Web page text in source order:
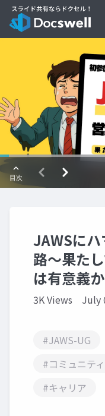
JAWSに
路～果た
は有意義
3K Views July
#JAWS-UG
#コミュニティ
#キャリア